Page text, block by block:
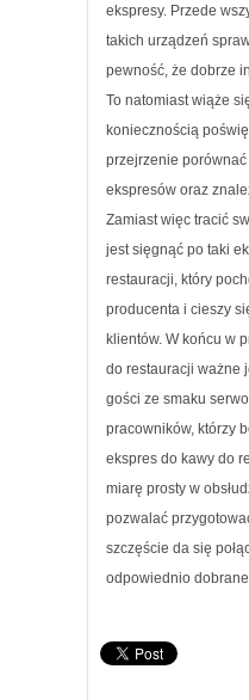
ekspresy. Przede
takich urządzeń
pewność, że dobrze
To natomiast wiąże
koniecznością
przejrzenie
ekspresów oraz
Zamiast więc tracić
jest sięgnąć po taki
restauracji, który
producenta i cieszy
klientów. W końcu w
do restauracji ważne
gości ze smaku
pracowników, którzy
ekspres do kawy do
miarę prosty w
pozwalać
szczęście da się
odpowiednio